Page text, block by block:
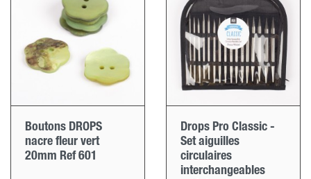
Boutons DROPS
nacre fleur vert
20mm Ref 601
Drops Pro Classic -
Set aiguilles
circulaires
interchangeables